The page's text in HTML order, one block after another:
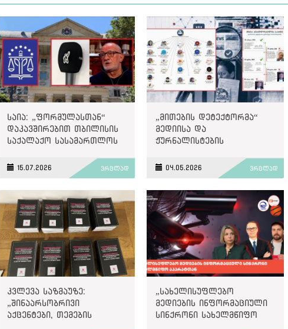
საია: „ფორმულასთან“
დაკავშირებით თბილისის
საქალაქო სასამართლოს
პრეცედენტია
15.07.2026 ვრცლად
„მითების დეტექტორმა“
მედიისა და
ჟურნალისტების
გავრცელებული
დეზინფორმაციისა და
42 შემთხვევა გამოავლინა
04.05.2026 ვრცლად
კვლევა საზმაუზე:
„შინაარსობრივი
აქცენტები, თემების
„სახელისუფლებო
მედიების ინფორმაციული
სინქრონი სახელმწიფო